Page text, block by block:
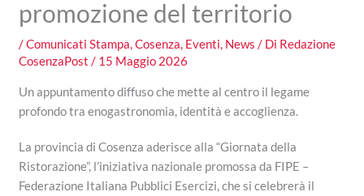
promozione del territorio
/Comunicati Stampa,Cosenza, Eventi, News / Di Redazione
CosenzaPost/ 15 Maggio 2026
Un appuntamento diffuso che mette al centro il legame
profondo tra enogastronomia, identità e accoglienza.
La provincia di Cosenza aderisce alla “Giornata della
Ristorazione”, l’iniziativa nazionale promossa da FIPE –
Federazione Italiana Pubblici Esercizi, che si celebrerà il